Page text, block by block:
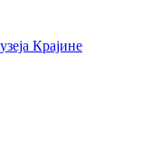
Крајине